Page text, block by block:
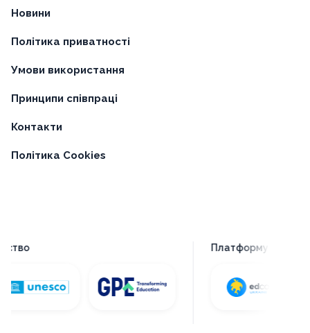
Новини
Політика приватності
Умови використання
Принципи співпраці
Контакти
Політика Cookies
Платформу створено